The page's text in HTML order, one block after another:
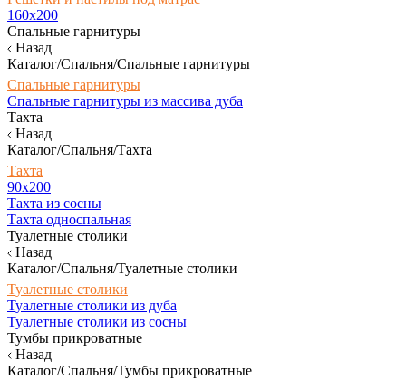
160х200
Спальные гарнитуры
Назад
Каталог/Спальня/Спальные гарнитуры
Спальные гарнитуры
Спальные гарнитуры из массива дуба
Тахта
Назад
Каталог/Спальня/Тахта
Тахта
90х200
Тахта из сосны
Тахта односпальная
Туалетные столики
Назад
Каталог/Спальня/Туалетные столики
Туалетные столики
Туалетные столики из дуба
Туалетные столики из сосны
Тумбы прикроватные
Назад
Каталог/Спальня/Тумбы прикроватные